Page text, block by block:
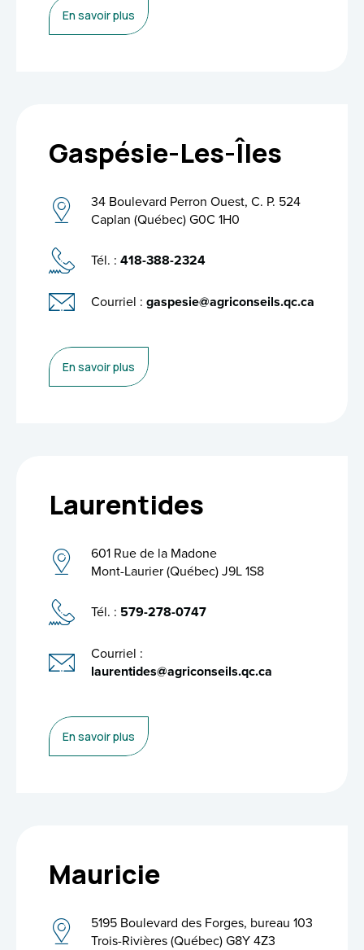
En savoir plus
Gaspésie-Les-Îles
34 Boulevard Perron Ouest, C. P. 524
Caplan (Québec) G0C 1H0
Tél. : 418-388-2324
Courriel : gaspesie@agriconseils.qc.ca
En savoir plus
Laurentides
601 Rue de la Madone
Mont-Laurier (Québec) J9L 1S8
Tél. : 579-278-0747
Courriel :
laurentides@agriconseils.qc.ca
En savoir plus
Mauricie
5195 Boulevard des Forges, bureau 103
Trois-Rivières (Québec) G8Y 4Z3